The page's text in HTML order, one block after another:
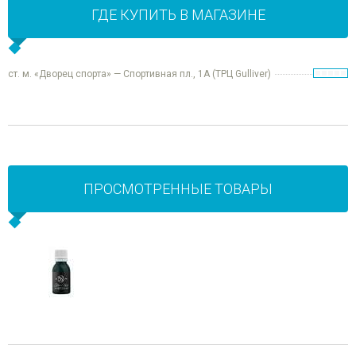
ГДЕ КУПИТЬ В МАГАЗИНЕ
ст. м. «Дворец спорта» — Спортивная пл., 1А (ТРЦ Gulliver)
ПРОСМОТРЕННЫЕ ТОВАРЫ